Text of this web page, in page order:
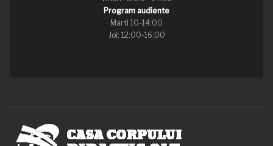
Program audiente
Marti 10-14:00
Joi: 12:00-16:00